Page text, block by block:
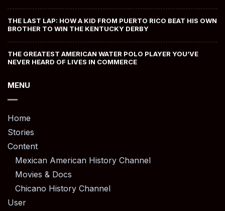
THE LAST LAP: HOW A KID FROM PUERTO RICO BEAT HIS OWN
BROTHER TO WIN THE KENTUCKY DERBY
THE GREATEST AMERICAN WATER POLO PLAYER YOU’VE
NEVER HEARD OF LIVES IN COMMERCE
MENU
Home
Stories
Content
Mexican American History Channel
Movies & Docs
Chicano History Channel
User